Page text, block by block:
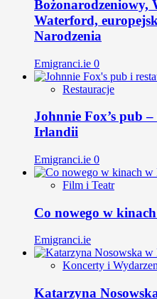
Bożonarodzeniowy,
Waterford,
Narodzenia
Emigranci.ie 0
Restauracje
Johnnie Fox’s pub
Irlandii
Emigranci.ie 0
Film i Teatr
Co nowego w
Emigranci.ie
Koncerty i
Katarzyna